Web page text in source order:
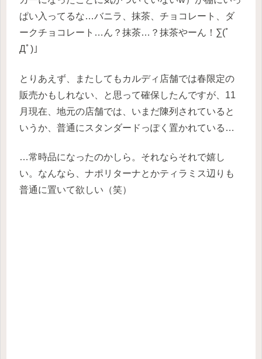
ぱい入ってるな…バニラ、抹茶、チョコレート、ダ
ークチョコレート…ん？抹茶…？抹茶やーん！∑(ﾟ
Дﾟ)」
とりあえず、またしてもカルディ店舗では春限定の
販売かもしれない、と思って確保したんですが、11
月現在、地元の店舗では、いまだ陳列されていると
いうか、普通にスタンダードっぽく置かれている…
…常時品になったのかしら。それならそれで嬉し
い。なんなら、ナポリターナとかティラミス辺りも
普通に置いて欲しい（笑）